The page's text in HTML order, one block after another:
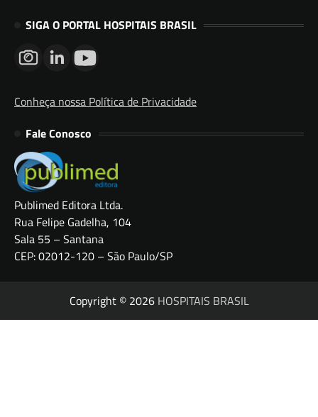
SIGA O PORTAL HOSPITAIS BRASIL
Conheça nossa Política de Privacidade
Fale Conosco
Publimed Editora Ltda.
Rua Felipe Gadelha, 104
Sala 55 – Santana
CEP: 02012-120 – São Paulo/SP
Copyright © 2026 HOSPITAIS BRASIL